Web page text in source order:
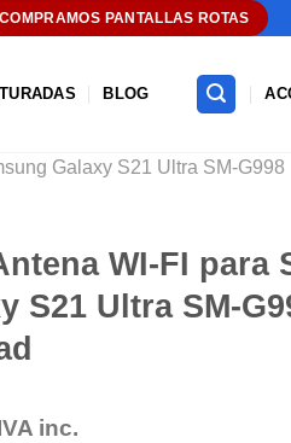
COMPRAMOS PANTALLAS ROTAS
BLOG
Galaxy S21 Ultra SM-G998
WI-FI para
S21 Ultra SM-
inc.